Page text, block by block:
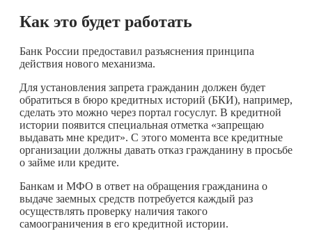
Как это будет работать
Банк России предоставил разъяснения принципа
действия нового механизма.
Для установления запрета гражданин должен будет
обратиться в бюро кредитных историй (БКИ), например,
сделать это можно через портал госуслуг. В кредитной
истории появится специальная отметка «запрещаю
выдавать мне кредит». С этого момента все кредитные
организации должны давать отказ гражданину в просьбе
о займе или кредите.
Банкам и МФО в ответ на обращения гражданина о
выдаче заемных средств потребуется каждый раз
осуществлять проверку наличия такого
самоограничения в его кредитной истории.